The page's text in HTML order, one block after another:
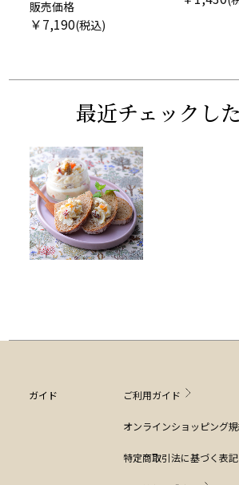
最近チェックし
ガイド ご利用ガイド
オンラインショッピング
特定商取引法に基づく表記